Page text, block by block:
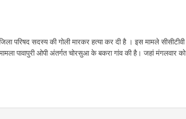
परिषद सदस्य की गोली मारकर हत्या कर दी है । इस मामले सीसीटीवी
पावापुरी ओपी अंतर्गत चोरसुआ के बकरा गांव की है। जहां मंगलवार को